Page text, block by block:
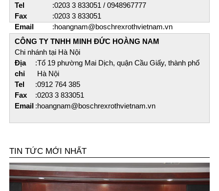
Tel
:0203 3 833051 / 0948967777
Fax
:0203 3 833051
Email
:hoangnam@boschrexrothvietnam.vn
CÔNG TY TNHH MINH ĐỨC HOÀNG NAM​
Chi nhánh tại Hà Nội
Địa
chỉ
:Tổ 19 phường Mai Dịch, quận Cầu Giấy, thành phố
Hà Nội
Tel
:0912 764 385
Fax
:0203 3 833051
Email :hoangnam@boschrexrothvietnam.vn
TIN TỨC MỚI NHẤT